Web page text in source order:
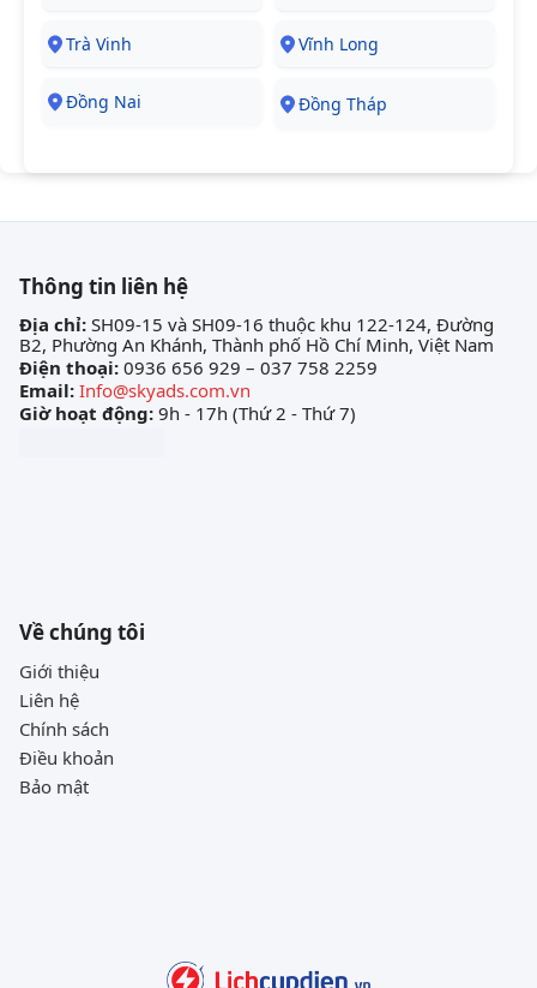
Trà Vinh Vĩnh Long
Đồng Nai Đồng Tháp
Thông tin liên hệ
Địa chỉ: SH09-15 và SH09-16 thuộc khu 122-124, Đường
B2, Phường An Khánh, Thành phố Hồ Chí Minh, Việt Nam
Điện thoại: 0936 656 929 – 037 758 2259
Email: Info@skyads.com.vn
Giờ hoạt động: 9h - 17h (Thứ 2 - Thứ 7)
Về chúng tôi
Giới thiệu
Liên hệ
Chính sách
Điều khoản
Bảo mật